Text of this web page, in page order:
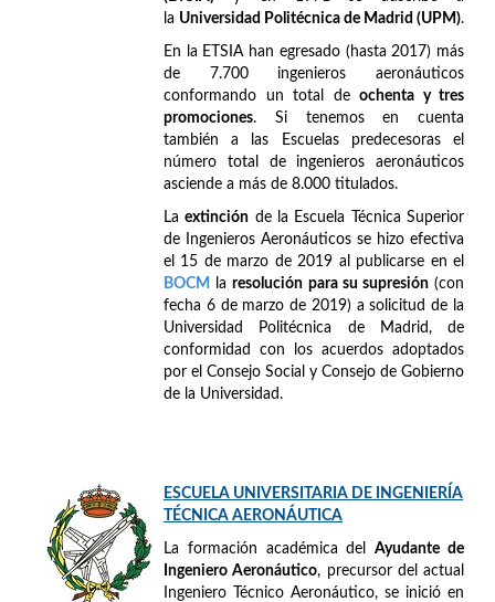
la Universidad Politécnica de Madrid (UPM).
En la ETSIA han egresado (hasta 2017) más
de 7.700 ingenieros aeronáuticos
conformando un total de ochenta y tres
promociones. Si tenemos en cuenta
también a las Escuelas predecesoras el
número total de ingenieros aeronáuticos
asciende a más de 8.000 titulados.
Laextinción de la Escuela Técnica Superior
de Ingenieros Aeronáuticos se hizo efectiva
el 15 de marzo de 2019 al publicarse en el
BOCM
laresolución para su supresión(con
fecha 6 de marzo de 2019) a solicitud de la
Universidad Politécnica de Madrid, de
conformidad con los acuerdos adoptados
por el Consejo Social y Consejo de Gobierno
de la Universidad.
ESCUELA UNIVERSITARIA DE INGENIERÍA
TÉCNICA AERONÁUTICA
La formación académica delAyudante de
Ingeniero Aeronáutico, precursor del actual
Ingeniero Técnico Aeronáutico, se inició en